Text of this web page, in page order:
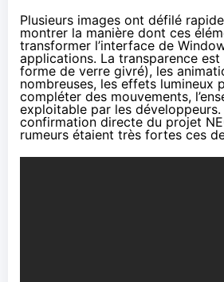
Plusieurs images ont défilé
montrer la manière dont ces
transformer l’interface de
applications. La transparence
forme de verre givré), les
nombreuses, les effets lumineux
compléter des mouvements,
exploitable par les développeurs.
confirmation directe du projet
rumeurs étaient très fortes ces